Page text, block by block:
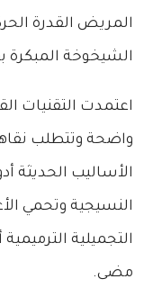
المريض القدرة
الشيخوخة المبكرة
اعتمدت التقنيات
واضحة وتتطلب
الأساليب الحديثة
النسيجية وتحمي
التجميلية
مضى.